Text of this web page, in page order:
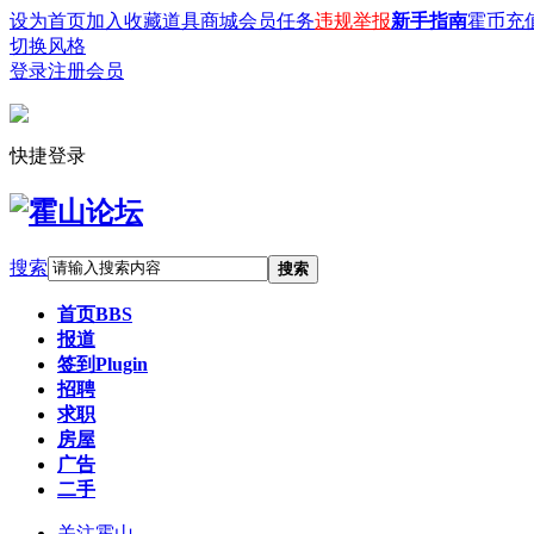
设为首页加入收藏道具商城会员任务违规举报新手指南霍币充
切换风格
登录注册会员
快捷登录
搜索 搜索
首页BBS
报道
签到Plugin
招聘
求职
房屋
广告
二手